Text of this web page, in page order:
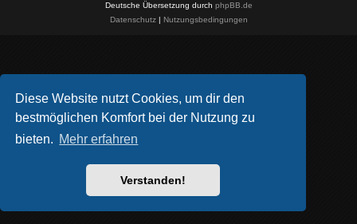
Diese Website nutzt Cookies, um dir den
bestmöglichen Komfort bei der Nutzung zu
bieten. Mehr erfahren
Verstanden!
Deutsche Übersetzung durch phpBB.de
Datenschutz| Nutzungsbedingungen